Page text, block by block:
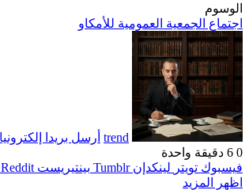
الوسوم
اجتماع الجمعية العمومية للأمكاو
trend أرسل بريدا إلكترونيا
0
دقيقة واحدة
فيسبوك تويتر لينكدإن بينتيريست
اظهر المزيد